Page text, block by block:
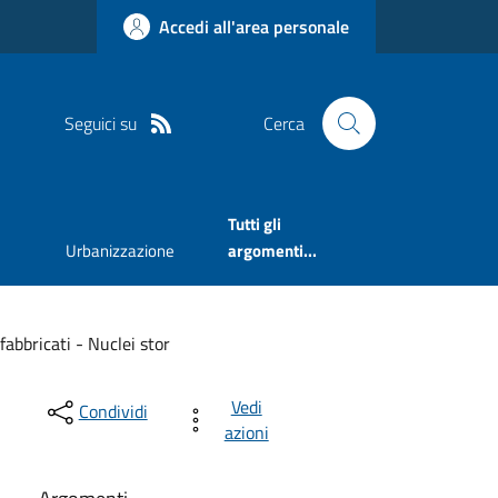
Accedi all'area personale
Seguici su Cerca
Urbanizzazione
Tutti gli
argomenti...
- Nuclei stor
Condividi
Vedi
azioni